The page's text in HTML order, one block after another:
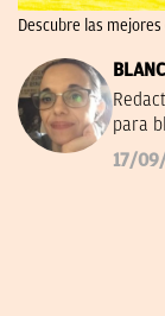
Descubre las
para
desde
17/